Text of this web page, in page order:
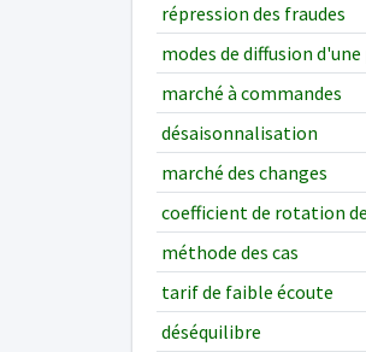
répression des fraudes
modes de diffusion
marché à commandes
désaisonnalisation
marché des changes
coefficient de rotation
méthode des cas
tarif de faible écoute
déséquilibre